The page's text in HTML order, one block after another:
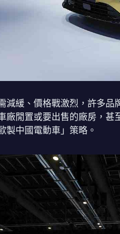
減緩、價格戰激烈，許多
廠閒置或要出售的廠房，
製中國電動車」策略。